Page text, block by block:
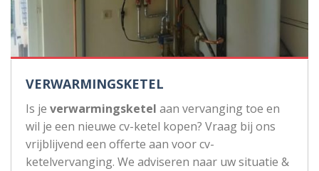
VERWARMINGSKETEL
Is je verwarmingsketel aan vervanging toe en
wil je een nieuwe cv-ketel kopen? Vraag bij ons
vrijblijvend een offerte aan voor cv-
ketelvervanging. We adviseren naar uw situatie &